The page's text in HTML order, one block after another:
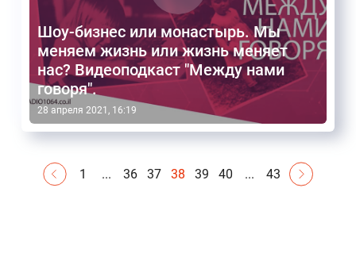
Шоу-бизнес или монастырь. Мы
меняем жизнь или жизнь меняет
нас? Видеоподкаст "Между нами
говоря".
28 апреля 2021, 16:19
1 ... 36 37 38 39 40 ... 43